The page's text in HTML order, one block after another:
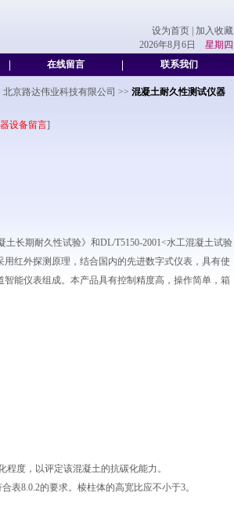
设为首页
加入收藏
2026年8月6日 星期四
在线留言 联系我们
北京路达伟业科技有限公司 >> 混凝土耐久性测试仪器
设备留言]
长期耐久性试验》和DL/T5150-2001<水工混凝土试验
红外探测原理，结合国内的先进数字式仪表，具有使
能仪表组成。本产品具有控制精度高，操作简单，箱
度，以评定该混凝土的抗碳化能力。
8.0.2的要求。棱柱体的高宽比应不小于3。